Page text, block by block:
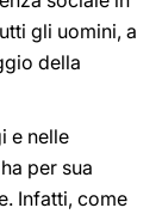
gli uomini, a
della
e nelle
per sua
Infatti, come